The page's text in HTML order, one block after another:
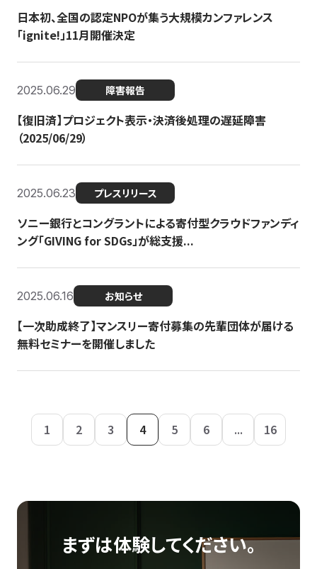
日本初、全国の認定NPOが集う大規模カンファレンス
「ignite!」11月開催決定
2025.06.29 障害報告
【復旧済】プロジェクト表示・決済後処理の遅延障害
（2025/06/29）
2025.06.23 プレスリリース
ソニー銀行とコングラントによる寄付型クラウドファンディ
ング「GIVING for SDGs」が総支援...
2025.06.16 お知らせ
【一次助成終了】マンスリー寄付募集の先輩団体が届ける
無料セミナーを開催しました
1 2 3 4 5 6 ... 16
まずは体験してください。